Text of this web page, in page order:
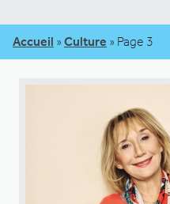
Accueil » Culture » Page 3